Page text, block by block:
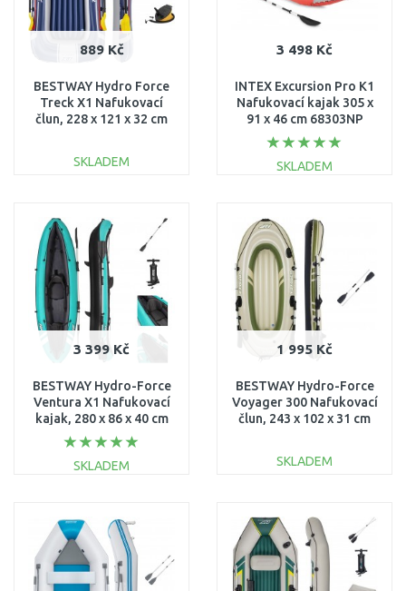
889 Kč
BESTWAY Hydro Force
Treck X1 Nafukovací
člun, 228 x 121 x 32 cm
SKLADEM
Porovnat
3 498 Kč
INTEX Excursion Pro K1
Nafukovací kajak 305 x
91 x 46 cm 68303NP
SKLADEM
Porovnat
3 399 Kč
BESTWAY Hydro-Force
Ventura X1 Nafukovací
kajak, 280 x 86 x 40 cm
65118
SKLADEM
Porovnat
1 995 Kč
BESTWAY Hydro-Force
Voyager 300 Nafukovací
člun, 243 x 102 x 31 cm
SKLADEM
Porovnat